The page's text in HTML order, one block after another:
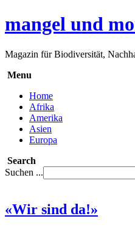
mangel und
Magazin für Biodiversität,
Menu
Home
Afrika
Amerika
Asien
Europa
Search
Suchen ...
«Wir sind da!»